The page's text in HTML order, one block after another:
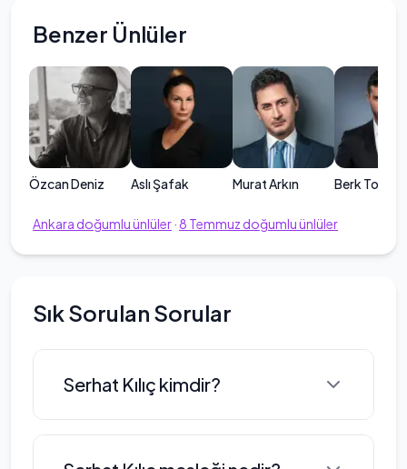
Benzer Ünlüler
Özcan Deniz Aslı Şafak Murat Arkın Berk Tokay
Ankara doğumlu ünlüler·8 Temmuz doğumlu ünlüler
Sık Sorulan Sorular
Serhat Kılıç kimdir?